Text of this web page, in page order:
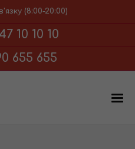
(8:00-20:00)
10 10 10
655 655